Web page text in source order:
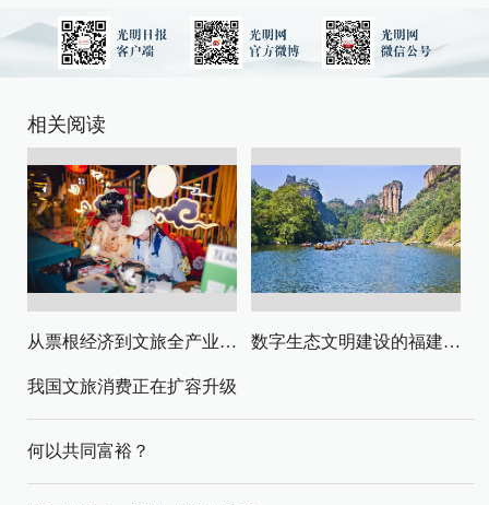
相关阅读
从票根经济到文旅全产业链升级 数字生态文明建设的福建路径与启示
我国文旅消费正在扩容升级
何以共同富裕？